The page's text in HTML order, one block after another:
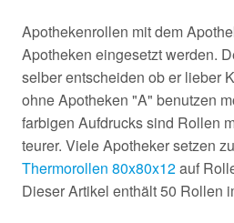
Apothekenrollen mit dem
Apotheken eingesetzt werden.
selber entscheiden ob er lieber
ohne Apotheken "A" benutzen
farbigen Aufdrucks sind Rollen
teurer. Viele Apotheker setzen
Thermorollen 80x80x12auf
Dieser Artikel enthält 50 Rollen